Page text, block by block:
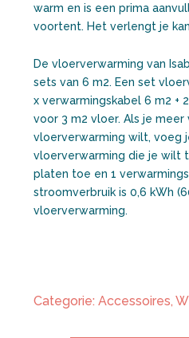
warm en is een prima
voortent. Het verlengt je
De vloerverwarming van
sets van 6 m2. Een set
x verwarmingskabel 6 m2 +
voor 3 m2 vloer. Als je
vloerverwarming wilt, voeg
vloerverwarming die je wilt
platen toe en 1
stroomverbruik is 0,6 kWh
vloerverwarming.
Categorie:Accessoires,